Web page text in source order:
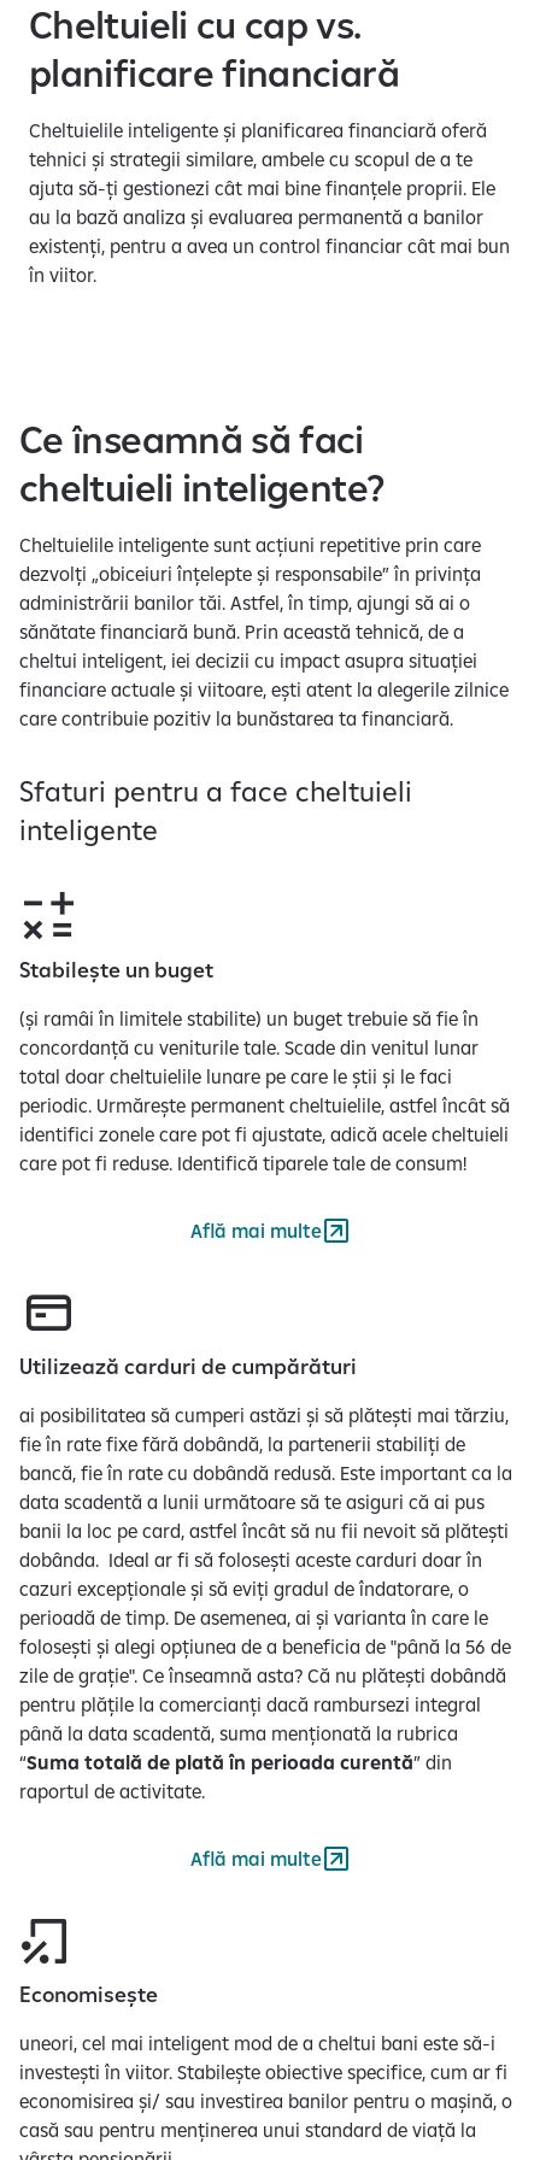
Cheltuieli cu cap vs.
planificare financiară
Cheltuielile inteligente și planificarea financiară oferă
tehnici și strategii similare, ambele cu scopul de a te
ajuta să-ți gestionezi cât mai bine finanțele proprii. Ele
au la bază analiza și evaluarea permanentă a banilor
existenți, pentru a avea un control financiar cât mai bun
în viitor.
Ce înseamnă să faci
cheltuieli inteligente?
Cheltuielile inteligente sunt acțiuni repetitive prin care
dezvolți „obiceiuri înțelepte și responsabile” în privința
administrării banilor tăi. Astfel, în timp, ajungi să ai o
sănătate financiară bună. Prin această tehnică, de a
cheltui inteligent, iei decizii cu impact asupra situației
financiare actuale și viitoare, ești atent la alegerile zilnice
care contribuie pozitiv la bunăstarea ta financiară.
Sfaturi pentru a face cheltuieli
inteligente
Stabilește un buget
(și ramâi în limitele stabilite) un buget trebuie să fie în
concordanță cu veniturile tale. Scade din venitul lunar
total doar cheltuielile lunare pe care le știi și le faci
periodic. Urmărește permanent cheltuielile, astfel încât să
identifici zonele care pot fi ajustate, adică acele cheltuieli
care pot fi reduse. Identifică tiparele tale de consum!
Află mai multe
Utilizează carduri de cumpărături
ai posibilitatea să cumperi astăzi și să plătești mai tărziu,
fie în rate fixe fără dobândă, la partenerii stabiliți de
bancă, fie în rate cu dobândă redusă. Este important ca la
data scadentă a lunii următoare să te asiguri că ai pus
banii la loc pe card, astfel încât să nu fii nevoit să plătești
dobânda. Ideal ar fi să folosești aceste carduri doar în
cazuri excepționale și să eviți gradul de îndatorare, o
perioadă de timp. De asemenea, ai și varianta în care le
folosești și alegi opțiunea de a beneficia de "până la 56 de
zile de grație". Ce înseamnă asta? Că nu plătești dobândă
pentru plățile la comercianți dacă rambursezi integral
până la data scadentă, suma menționată la rubrica
“Suma totală de plată în perioada curentă” din
raportul de activitate.
Află mai multe
Economisește
uneori, cel mai inteligent mod de a cheltui bani este să-i
investești în viitor. Stabilește obiective specifice, cum ar fi
economisirea și/ sau investirea banilor pentru o mașină, o
casă sau pentru menținerea unui standard de viață la